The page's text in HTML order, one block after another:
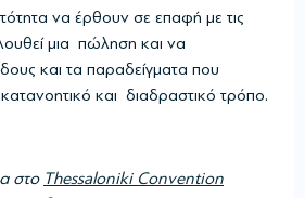
να έρθουν σε επαφή με τις
μια πώληση και να
και τα παραδείγματα που
και διαδραστικό τρόπο.
στο Thessaloniki Convention